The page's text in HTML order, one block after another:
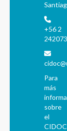
+56 2
Para
más
sobre
el
CIDOC